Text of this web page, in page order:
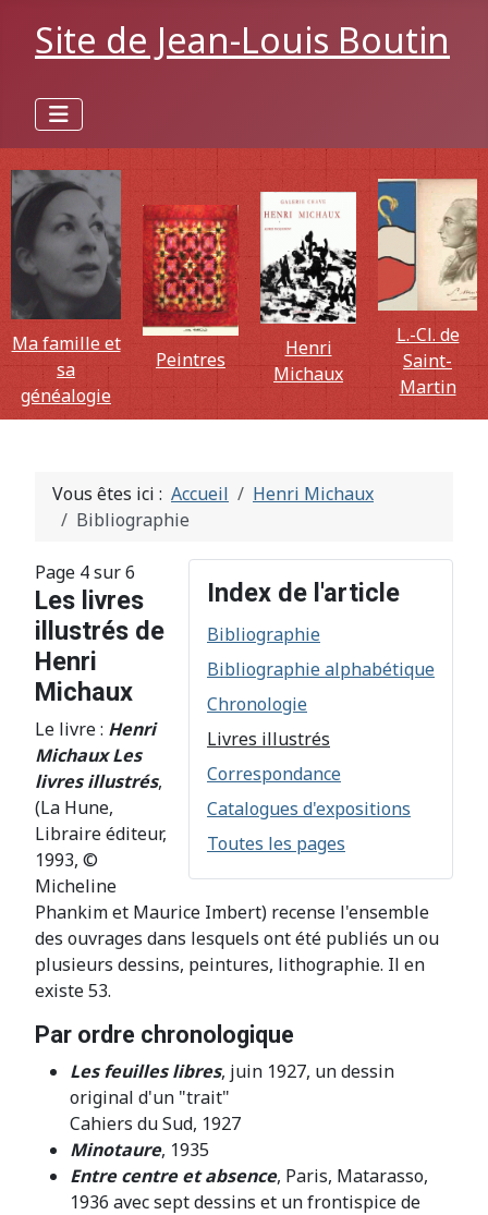
Site de Jean-Louis Boutin
Ma famille et
sa
généalogie
Peintres
Henri
Michaux
L.-Cl. de
Saint-
Martin
Vous êtes ici : Accueil
Henri Michaux
Bibliographie
Index de l'article
Bibliographie
Bibliographie alphabétique
Chronologie
Livres illustrés
Correspondance
Catalogues d'expositions
Toutes les pages
Page 4 sur 6
Les livres
illustrés de
Henri
Michaux
Le livre : Henri
Michaux Les
livres illustrés,
(La Hune,
Libraire éditeur,
1993, ©
Micheline
Phankim et Maurice Imbert) recense l'ensemble
des ouvrages dans lesquels ont été publiés un ou
plusieurs dessins, peintures, lithographie. Il en
existe 53.
Par ordre chronologique
Les feuilles libres, juin 1927, un dessin
original d'un "trait"
Cahiers du Sud, 1927
Minotaure, 1935
Entre centre et absence, Paris, Matarasso,
1936 avec sept dessins et un frontispice de